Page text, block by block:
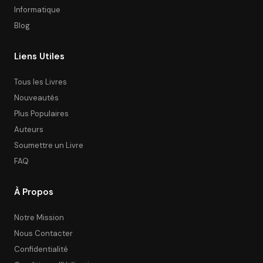
Informatique
Blog
Liens Utiles
Tous les Livres
Nouveautés
Plus Populaires
Auteurs
Soumettre un Livre
FAQ
À Propos
Notre Mission
Nous Contacter
Confidentialité